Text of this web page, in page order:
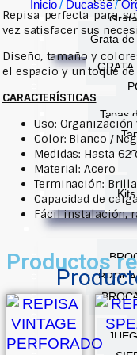
Grata de
Tapas
Inicio/ Ducasse/
Repisa perfecta para
vez satisfacer sus
Diseño, tamaño y
el espacio y un toque
CARACTERÍSTICAS
Uso:
Color: Blanco /
Medidas: Hasta
Material: Acero
Terminación:
Capacidad de
Fácil instalación,
Productos